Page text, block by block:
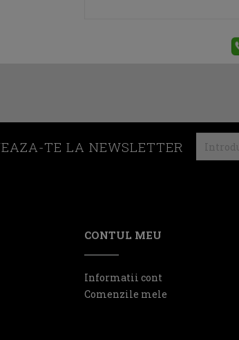
TE LA NEWSLETTER
CONTUL MEU
Informatii cont
Comenzile mele